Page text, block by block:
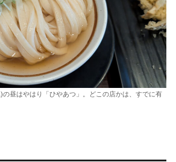
の昼はやはり「ひやあつ」。どこの店かは、すでに有